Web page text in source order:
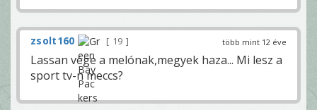
több mint 12 éve
zsolt160 19
Lassan vége a melónak,megyek haza... Mi lesz a
sport tv-n meccs?